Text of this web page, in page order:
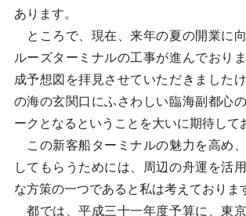
あります。
ところで、現在、来年の夏の開業に
ルーズターミナルの工事が進んでおり
成予想図を拝見させていただきました
の海の玄関口にふさわしい臨海副都心
ークとなるということを大いに期待して
この新客船ターミナルの魅力を高め
してもらうためには、周辺の舟運を活
な方策の一つであると私は考えておりま
都では、平成三十一年度予算に、東